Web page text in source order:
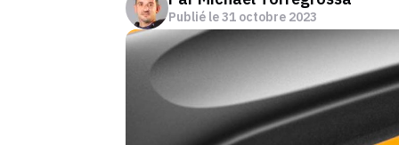
Publié le31 octobre 2023